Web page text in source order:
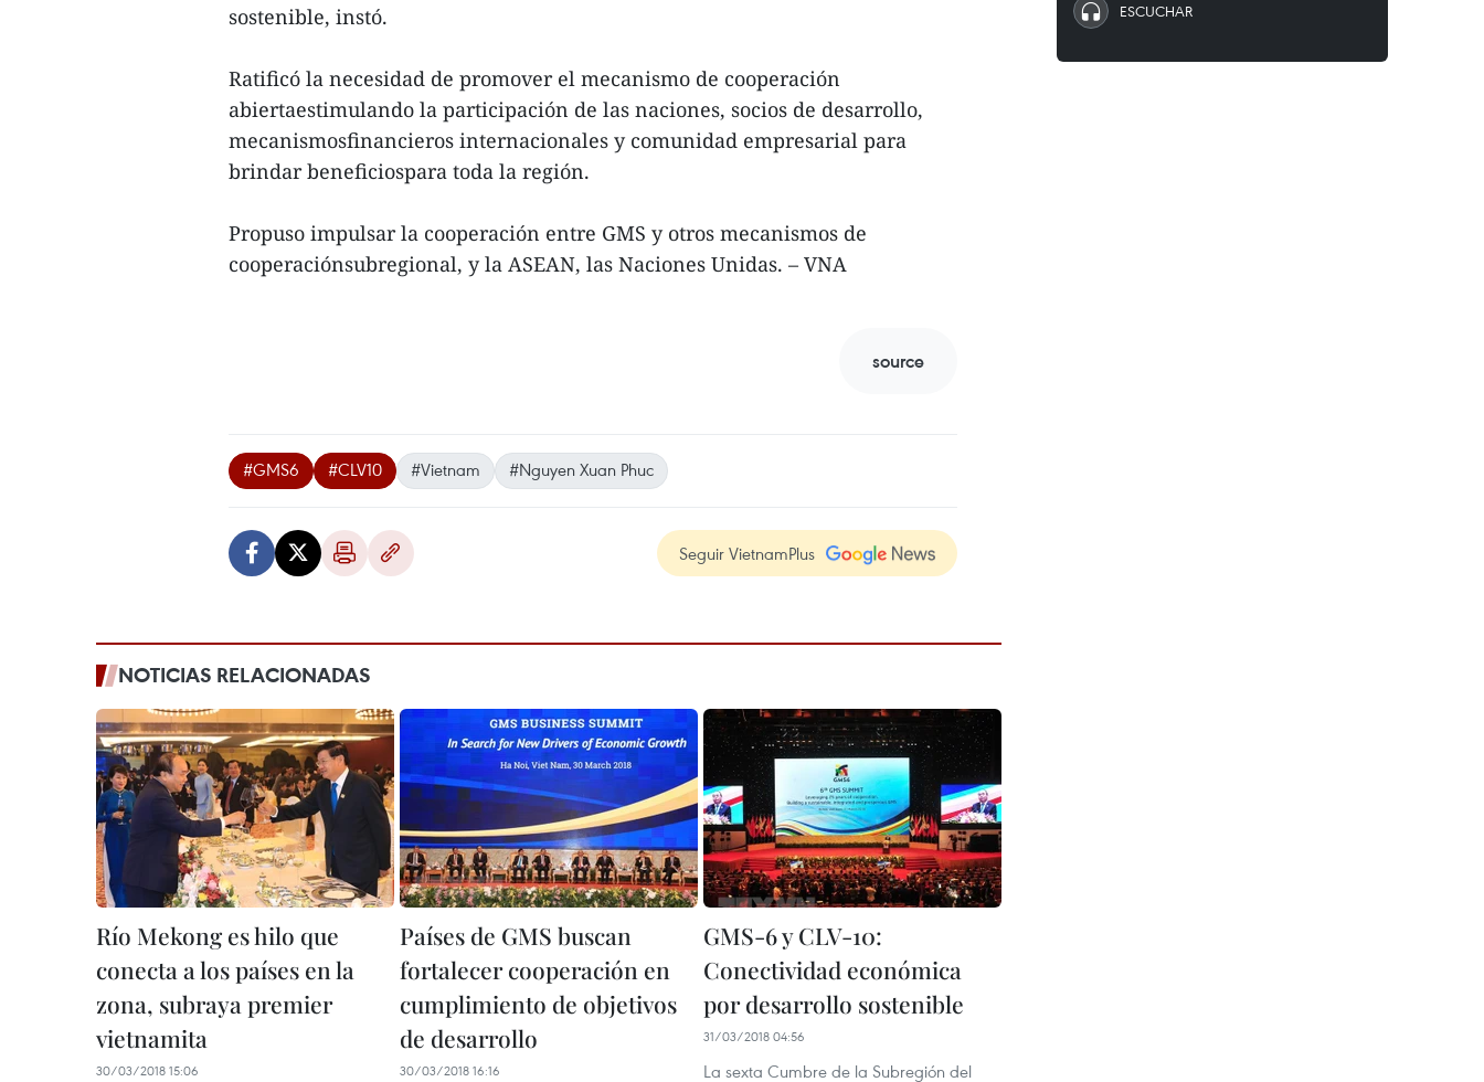
sostenible, instó.
Ratificó la necesidad de promover el mecanismo de cooperación
abiertaestimulando la participación de las naciones, socios de desarrollo,
mecanismosfinancieros internacionales y comunidad empresarial para
brindar beneficiospara toda la región.
Propuso impulsar la cooperación entre GMS y otros mecanismos de
cooperaciónsubregional, y la ASEAN, las Naciones Unidas. – VNA
source
#GMS6 #CLV10 #Vietnam #Nguyen Xuan Phuc
Seguir VietnamPlus
NOTICIAS RELACIONADAS
Río Mekong es hilo que
conecta a los países en la
zona, subraya premier
vietnamita
30/03/2018 15:06
Países de GMS buscan
fortalecer cooperación en
cumplimiento de objetivos
de desarrollo
30/03/2018 16:16
GMS-6 y CLV-10:
Conectividad económica
por desarrollo sostenible
31/03/2018 04:56
La sexta Cumbre de la Subregión del
ESCUCHAR